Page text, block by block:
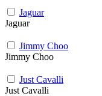
Jaguar
Jaguar
Jimmy Choo
Jimmy Choo
Just Cavalli
Just Cavalli